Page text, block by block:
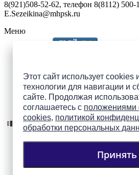
Этот сайт использует cookies
технологии для навигации и
сайте. Продолжая
соглашаетесь с положениями
cookies, политикой
обработки персональных
Принять
8(921)508-52-62, телефон 8(8112) 500-
E.Sezeikina@mhpsk.ru
Меню
Подпишись на группы
ПАИ в соцсетях!